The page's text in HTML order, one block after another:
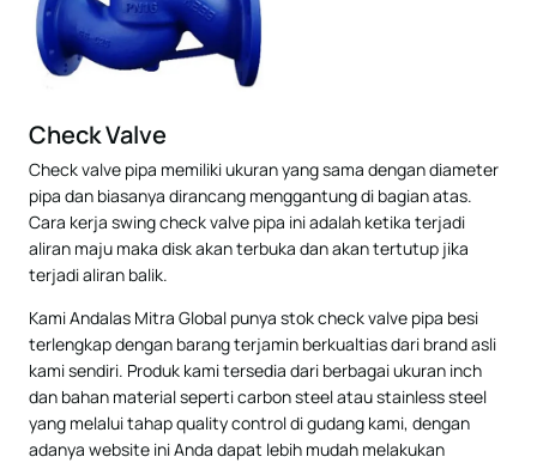
Check Valve
Check valve pipa memiliki ukuran yang sama dengan diameter
pipa dan biasanya dirancang menggantung di bagian atas.
Cara kerja swing check valve pipa ini adalah ketika terjadi
aliran maju maka disk akan terbuka dan akan tertutup jika
terjadi aliran balik.
Kami Andalas Mitra Global punya stok check valve pipa besi
terlengkap dengan barang terjamin berkualtias dari brand asli
kami sendiri. Produk kami tersedia dari berbagai ukuran inch
dan bahan material seperti carbon steel atau stainless steel
yang melalui tahap quality control di gudang kami, dengan
adanya website ini Anda dapat lebih mudah melakukan